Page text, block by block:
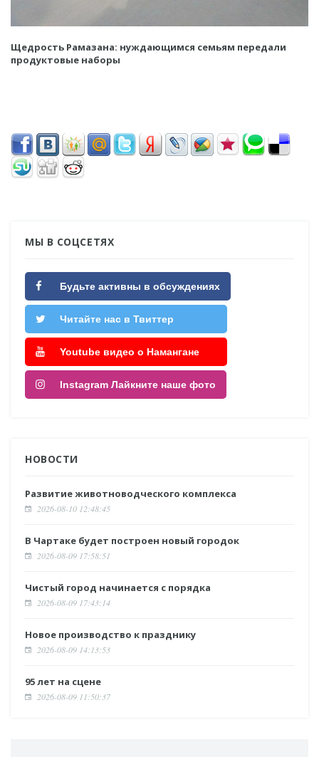
Щедрость Рамазана: нуждающимся семьям передали
продуктовые наборы
МЫ В СОЦСЕТЯХ
Будьте активны в обсуждениях
Читайте нас в Твиттер
Youtube видео о Намангане
Instagram Лайкните наше фото
НОВОСТИ
Развитие животноводческого комплекса
2026-08-10 12:48:45
В Чартаке будет построен новый городок
2026-08-09 17:58:51
Чистый город начинается с порядка
2026-08-09 17:43:14
Новое производство к празднику
2026-08-09 14:13:53
95 лет на сцене
2026-08-09 11:50:37